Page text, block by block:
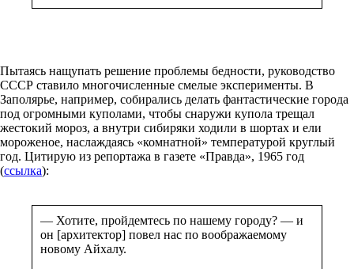
Пытаясь нащупать решение проблемы бедности, руководство
СССР ставило многочисленные смелые эксперименты. В
Заполярье, например, собирались делать фантастические города
под огромными куполами, чтобы снаружи купола трещал
жестокий мороз, а внутри сибиряки ходили в шортах и ели
мороженое, наслаждаясь «комнатной» температурой круглый
год. Цитирую из репортажа в газете «Правда», 1965 год
(ссылка):
— Хотите, пройдемтесь по нашему городу? — и
он [архитектор] повел нас по воображаемому
новому Айхалу.